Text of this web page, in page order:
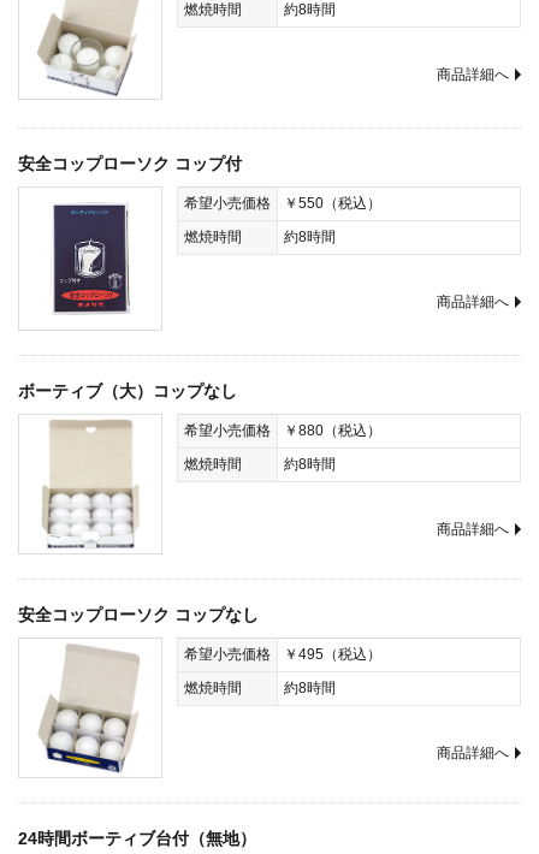
燃焼時間
約8時間
商品詳細へ
安全コップローソク コップ付
希望小売価格
￥550（税込）
燃焼時間
約8時間
商品詳細へ
ボーティブ（大）コップなし
希望小売価格
￥880（税込）
燃焼時間
約8時間
商品詳細へ
安全コップローソク コップなし
希望小売価格
￥495（税込）
燃焼時間
約8時間
商品詳細へ
24時間ボーティブ台付（無地）